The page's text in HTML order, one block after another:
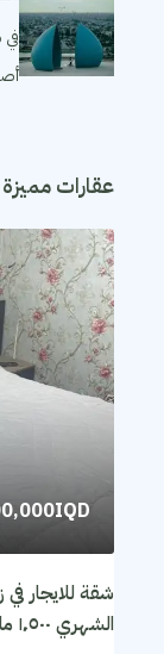
في
عقارات مميزة
الشهري ١٬٥٠٠ مليون دينار